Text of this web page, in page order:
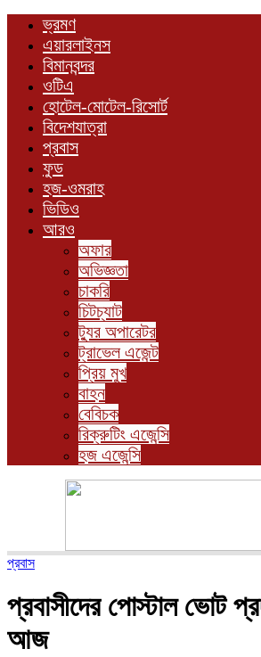
ভ্রমণ
এয়ারলাইনস
বিমানবন্দর
ওটিএ
হোটেল-মোটেল-রিসোর্ট
বিদেশযাত্রা
প্রবাস
ফুড
হজ-ওমরাহ
ভিডিও
আরও
অফার
অভিজ্ঞতা
চাকরি
চিটচ্যাট
ট্যুর অপারেটর
ট্রাভেল এজেন্ট
প্রিয় মুখ
বাহন
বেবিচক
রিক্রুটিং এজেন্সি
হজ এজেন্সি
প্রবাস
প্রবাসীদের পোস্টাল ভোট
আজ